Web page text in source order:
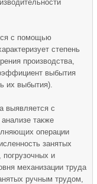
с помощью
степень
производства,
выбытия
их выбытия).
выявляется с
также
операции
занятых
и
механизации труда
ручным трудом,